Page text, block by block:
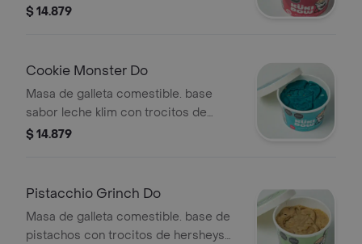
blanco. contenido 110gr.
$ 14.879
Cookie Monster Do
Masa de galleta comestible. base
sabor leche klim con trocitos de
galleta de vainilla y crema. contenido
$ 14.879
Pistacchio Grinch Do
Masa de galleta comestible. base de
pistachos con trocitos de hersheys